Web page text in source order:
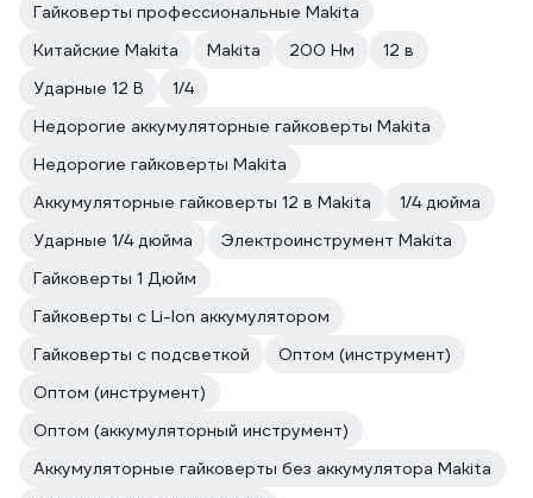
Гайковерты профессиональные Makita
Китайские Makita
Makita 200 Нм
12 в
Ударные 12 В
1/4
Недорогие аккумуляторные гайковерты Makita
Недорогие гайковерты Makita
Аккумуляторные гайковерты 12 в Makita
1/4 дюйма
Ударные 1/4 дюйма
Электроинструмент Makita
Гайковерты 1 Дюйм
Гайковерты с Li-Ion аккумулятором
Гайковерты с подсветкой
Оптом (инструмент)
Оптом (инструмент)
Оптом (аккумуляторный инструмент)
Аккумуляторные гайковерты без аккумулятора Makita